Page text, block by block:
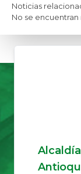
Noticias
No se